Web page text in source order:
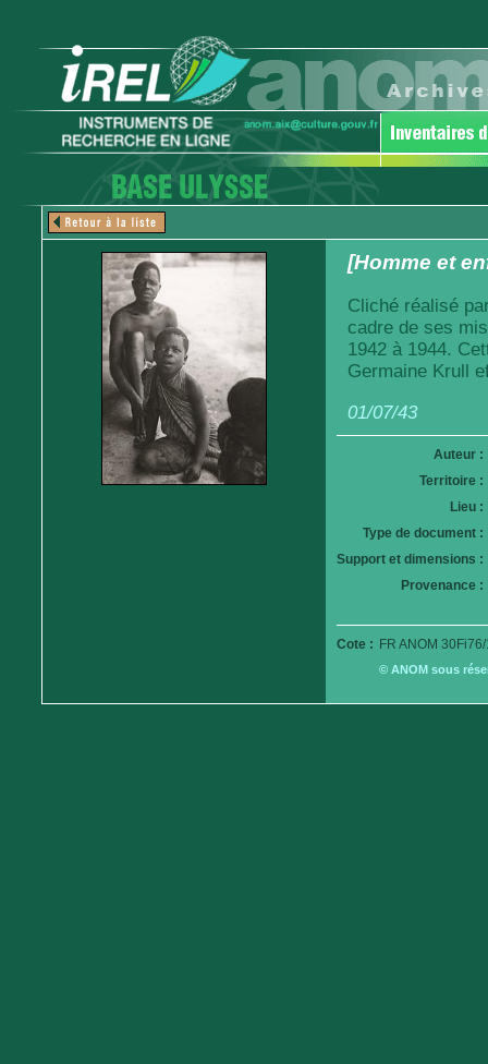
[Homme et
Cliché réalisé
cadre de ses
1942 à 1944.
Germaine Krull
01/07/43
Auteur :
Territoire :
Lieu :
Type de document :
Support et dimensions :
Provenance :
Cote : FR ANOM
© ANOM sous